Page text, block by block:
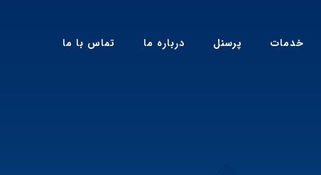
خدمات پرسنل درباره ما تماس با ما